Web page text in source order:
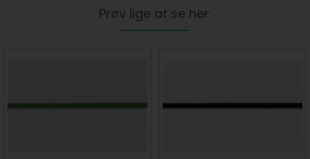
Prøv lige at se her: